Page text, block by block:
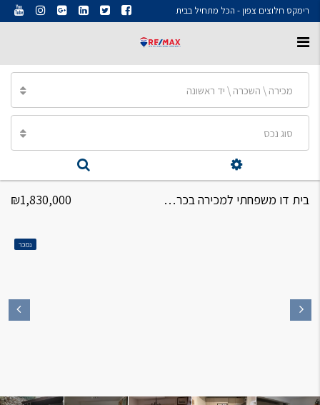
רימקס חלוצים צפון - הכל מתחיל בבית
מכירה \ השכרה \ יד ראשונה
סוג נכס
בית דו משפחתי למכירה בכרמיאל, רח' מירון, 6 חד' ₪1,830,000
נמכר